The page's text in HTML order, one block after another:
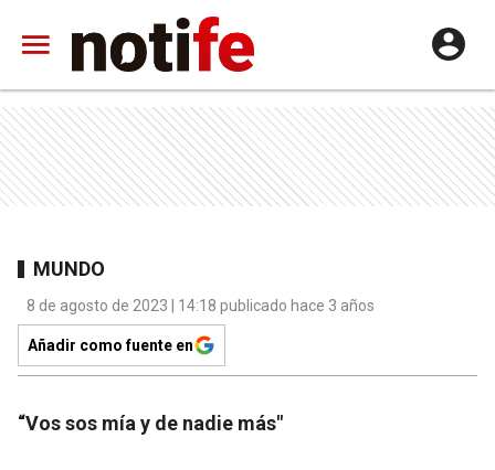
MUNDO
8 de agosto de 2023 | 14:18 publicado hace 3 años
Añadir como fuente en
“Vos sos mía y de nadie más"